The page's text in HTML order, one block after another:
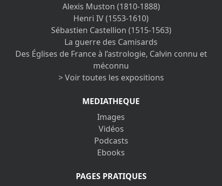
Alexis Muston (1810-1888)
Henri IV (1553-1610)
Sébastien Castellion (1515-1563)
La guerre des Camisards
Des Églises de France à l’astrologie, Calvin connu et
méconnu
> Voir toutes les expositions
MEDIATHEQUE
Images
Vidéos
Podcasts
Ebooks
PAGES PRATIQUES